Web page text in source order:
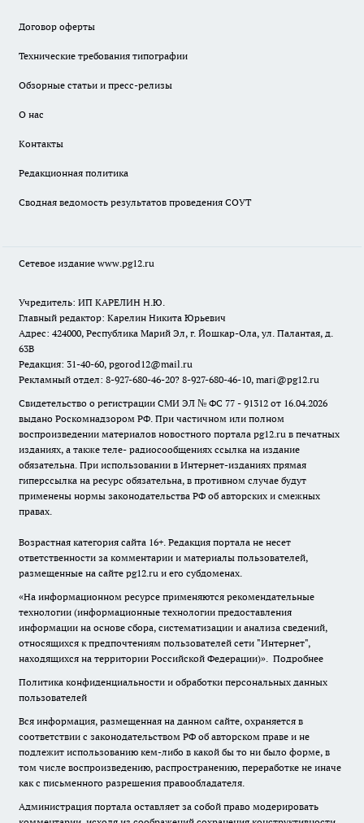
Договор оферты
Технические требования типографии
Обзорные статьи и пресс-релизы
О нас
Контакты
Редакционная политика
Сводная ведомость результатов проведения СОУТ
Сетевое издание www.pg12.ru
Учредитель: ИП КАРЕЛИН Н.Ю.
Главный редактор: Карелин Никита Юрьевич
Адрес: 424000, Республика Марий Эл, г. Йошкар-Ола, ул. Палантая, д.
63В
Редакция: 31-40-60, pgorod12@mail.ru
Рекламный отдел: 8-927-680-46-20? 8-927-680-46-10, mari@pg12.ru
Свидетельство о регистрации СМИ ЭЛ № ФС 77 - 91312 от 16.04.2026
выдано Роскомнадзором РФ. При частичном или полном
воспроизведении материалов новостного портала pg12.ru в печатных
изданиях, а также теле- радиосообщениях ссылка на издание
обязательна. При использовании в Интернет-изданиях прямая
гиперссылка на ресурс обязательна, в противном случае будут
применены нормы законодательства РФ об авторских и смежных
правах.
Возрастная категория сайта 16+. Редакция портала не несет
ответственности за комментарии и материалы пользователей,
размещенные на сайте pg12.ru и его субдоменах.
«На информационном ресурсе применяются рекомендательные
технологии (информационные технологии предоставления
информации на основе сбора, систематизации и анализа сведений,
относящихся к предпочтениям пользователей сети "Интернет",
находящихся на территории Российской Федерации)». Подробнее
Политика конфиденциальности и обработки персональных данных
пользователей
Вся информация, размещенная на данном сайте, охраняется в
соответствии с законодательством РФ об авторском праве и не
подлежит использованию кем-либо в какой бы то ни было форме, в
том числе воспроизведению, распространению, переработке не иначе
как с письменного разрешения правообладателя.
Администрация портала оставляет за собой право модерировать